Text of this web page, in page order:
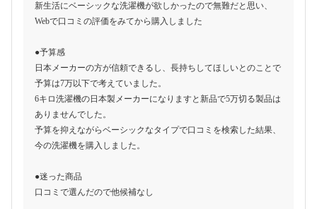
新生活にベーシックな洗濯機が欲しかったので無難だと思い、
Webで口コミの評価をみてから購入しました
●予算感
日本メーカーの方が信頼できるし、長持ちしてほしいとのことで
予算は7万以下で考えていました。
6キロ洗濯機の日本製メーカーになりますと新品で5万切る製品は
ありませんでした。
予算を抑えながらベーシックなタイプで口コミを検索した結果、
今の洗濯機を購入しました。
●迷った商品
口コミで選んだので他候補なし